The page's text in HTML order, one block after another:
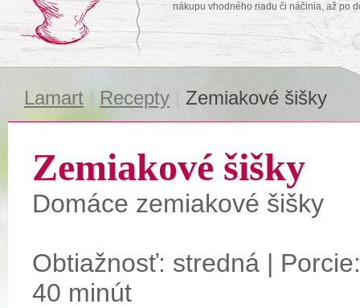
nákupu vhodného riadu či náčinia, až po
Lamart Recepty Zemiakové šišky
Zemiakové šišky
Domáce zemiakové šišky
Obtiažnosť: stredná |
40 minút